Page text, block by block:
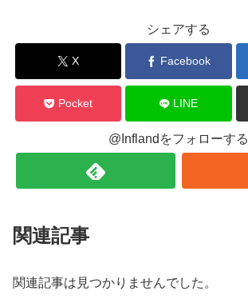
シェアする
X Facebook
Pocket LINE
@Inflandをフォローする
関連記事
関連記事は見つかりませんでした。